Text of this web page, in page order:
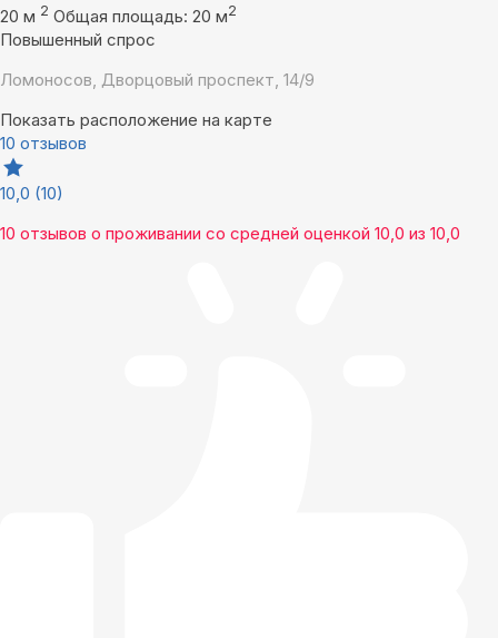
20 м 2 Общая площадь: 20 м2
Повышенный спрос
Ломоносов, Дворцовый проспект, 14/9
Показать расположение на карте
10 отзывов
10,0 (10)
10 отзывов о проживании со средней оценкой 10,0 из 10,0